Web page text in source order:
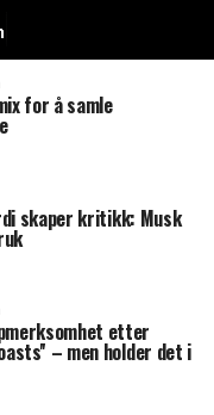
for å samle
skaper kritikk: Musk
etter
– men holder det i